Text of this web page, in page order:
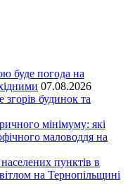
буде погода на
07.08.2026
будинок та
мінімуму: які
маловоддя на
пунктів в
на Тернопільщині